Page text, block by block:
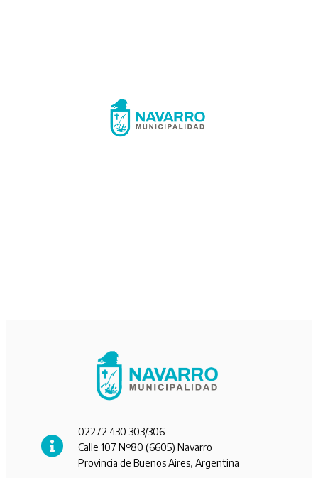
02272 430 303/306
Calle 107 Nº80 (6605) Navarro
Provincia de Buenos Aires, Argentina